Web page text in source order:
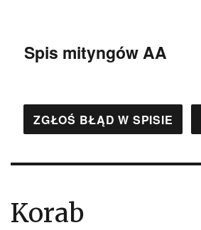
Spis mityngów AA
ZGŁOŚ BŁĄD W SPISIE
Korab